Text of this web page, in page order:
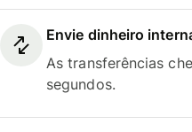
Envie dinheiro
As transferências
segundos.